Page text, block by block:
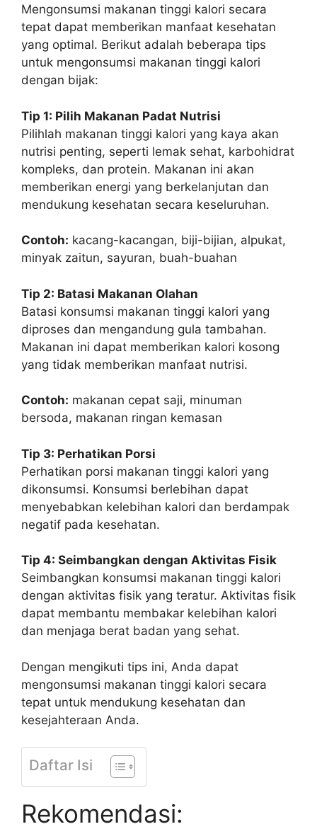
Mengonsumsi makanan tinggi kalori secara
tepat dapat memberikan manfaat kesehatan
yang optimal. Berikut adalah beberapa tips
untuk mengonsumsi makanan tinggi kalori
dengan bijak:
Tip 1: Pilih Makanan Padat Nutrisi
Pilihlah makanan tinggi kalori yang kaya akan
nutrisi penting, seperti lemak sehat, karbohidrat
kompleks, dan protein. Makanan ini akan
memberikan energi yang berkelanjutan dan
mendukung kesehatan secara keseluruhan.
Contoh: kacang-kacangan, biji-bijian, alpukat,
minyak zaitun, sayuran, buah-buahan
Tip 2: Batasi Makanan Olahan
Batasi konsumsi makanan tinggi kalori yang
diproses dan mengandung gula tambahan.
Makanan ini dapat memberikan kalori kosong
yang tidak memberikan manfaat nutrisi.
Contoh: makanan cepat saji, minuman
bersoda, makanan ringan kemasan
Tip 3: Perhatikan Porsi
Perhatikan porsi makanan tinggi kalori yang
dikonsumsi. Konsumsi berlebihan dapat
menyebabkan kelebihan kalori dan berdampak
negatif pada kesehatan.
Tip 4: Seimbangkan dengan Aktivitas Fisik
Seimbangkan konsumsi makanan tinggi kalori
dengan aktivitas fisik yang teratur. Aktivitas fisik
dapat membantu membakar kelebihan kalori
dan menjaga berat badan yang sehat.
Dengan mengikuti tips ini, Anda dapat
mengonsumsi makanan tinggi kalori secara
tepat untuk mendukung kesehatan dan
kesejahteraan Anda.
Daftar Isi
Rekomendasi: